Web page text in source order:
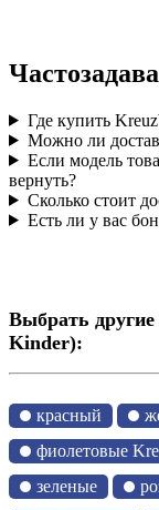
Где купить
Можно ли
Если модель
вернуть?
Сколько стоит
Есть ли у вас
Выбрать
Kinder):
красный
фиолетовые
зеленые